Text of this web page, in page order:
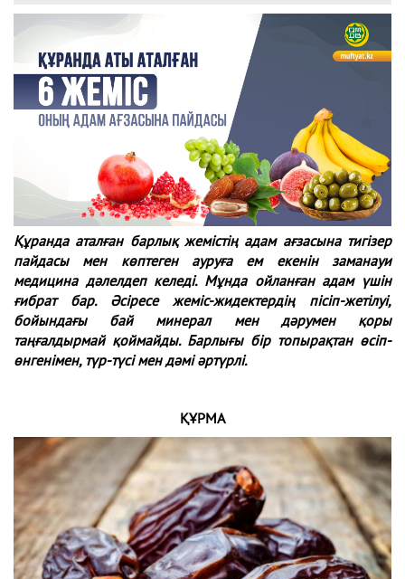
Құранда аталған барлық жемістің адам ағзасына тигізер
пайдасы мен көптеген ауруға ем екенін заманауи
медицина дәлелдеп келеді. Мұнда ойланған адам үшін
ғибрат бар. Әсіресе жеміс-жидектердің пісіп-жетілуі,
бойындағы бай минерал мен дәрумен қоры
таңғалдырмай қоймайды. Барлығы бір топырақтан өсіп-
өнгенімен, түр-түсі мен дәмі әртүрлі.
ҚҰРМА